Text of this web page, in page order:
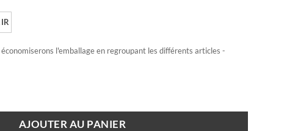
l'emballage en regroupant les différents articles -
AJOUTER AU PANIER